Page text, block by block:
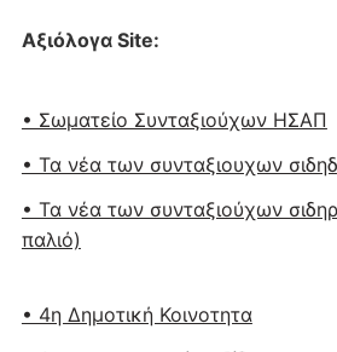
Αξιόλογα Site:
• Σωματείο Συνταξιούχων ΗΣΑΠ
• Τα νέα των συνταξιουχων
• Τα νέα των συνταξιούχων
παλιό)
• 4η Δημοτική Κοινοτητα